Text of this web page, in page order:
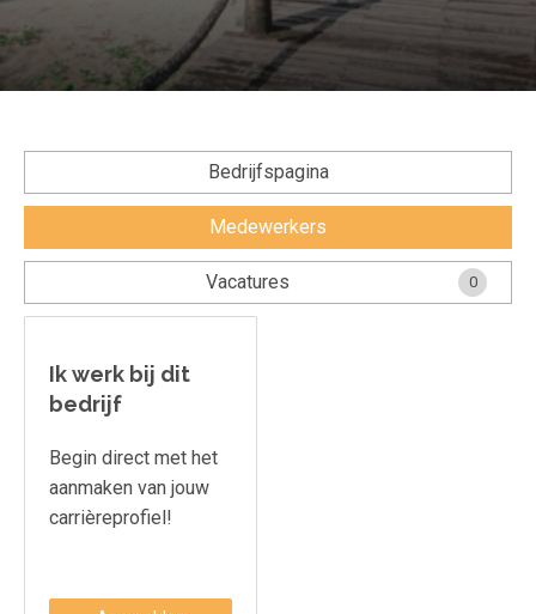
Voorwaarden en Privacy
Veelgestelde vragen
Bedrijfspagina
Medewerkers
Vacatures 0
Ik werk bij dit
bedrijf
Begin direct met het
aanmaken van jouw
carrièreprofiel!